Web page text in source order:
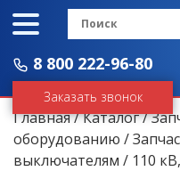
8 800 222-96-80
Заказать звонок
Главная/Каталог/
оборудованию /
выключателям / 110